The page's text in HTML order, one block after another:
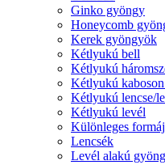
Ginko gyöngy
Honeycomb
Kerek gyöngyök
Kétlyukú bell
Kétlyukú
Kétlyukú
Kétlyukú lencse/
Kétlyukú levél
Különleges
Lencsék
Levél alakú